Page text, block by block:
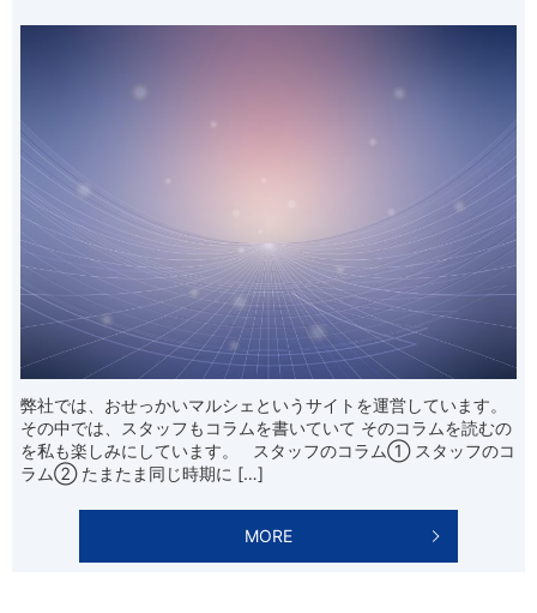
弊社では、おせっかいマルシェというサイトを運営しています。
その中では、スタッフもコラムを書いていて そのコラムを読むの
を私も楽しみにしています。 スタッフのコラム① スタッフのコ
ラム② たまたま同じ時期に […]
MORE